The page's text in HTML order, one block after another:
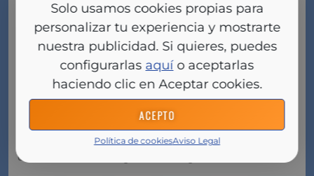
Solo usamos cookies propias para
personalizar tu experiencia y mostrarte
nuestra publicidad. Si quieres, puedes
configurarlas aquío aceptarlas
haciendo clic en Aceptar cookies.
ACEPTO
Política de cookiesAviso Legal
Conclusión
La operación hostil de BBVA sobre Banco Sabadell
ha generado un impacto significativo en la
capitalización de ambas entidades, con una pérdida
conjunta de 13.500 millones de euros. La
incertidumbre del mercado y las opiniones negativas
de diversos actores socioeconómicos y reguladores
han contribuido a esta situación. El futuro de la
operación dependerá en gran medida de las
decisiones de los organismos reguladores.